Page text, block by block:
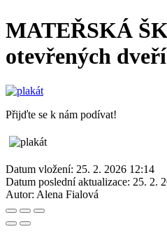
MATEŘSKÁ
otevřených dveří
Přijďte se k nám podívat!
Datum vložení: 25. 2. 2026 12:14
Datum poslední aktualizace: 25. 2.
Autor: Alena Fialová